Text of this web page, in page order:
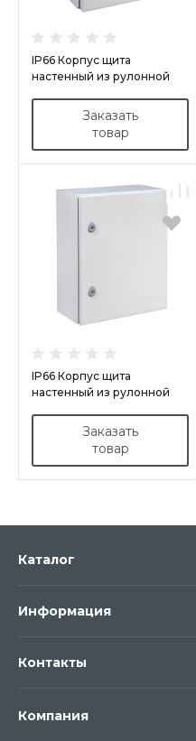
IP66 Корпус щита
настенный из рулонной
Заказать
товар
IP66 Корпус щита
настенный из рулонной
Заказать
товар
Компания
Каталог
Информация
Контакты